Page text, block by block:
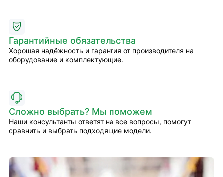
Гарантийные обязательства
Хорошая надёжность и гарантия от производителя на
оборудование и комплектующие.
Сложно выбрать? Мы поможем
Наши консультанты ответят на все вопросы, помогут
сравнить и выбрать подходящие модели.